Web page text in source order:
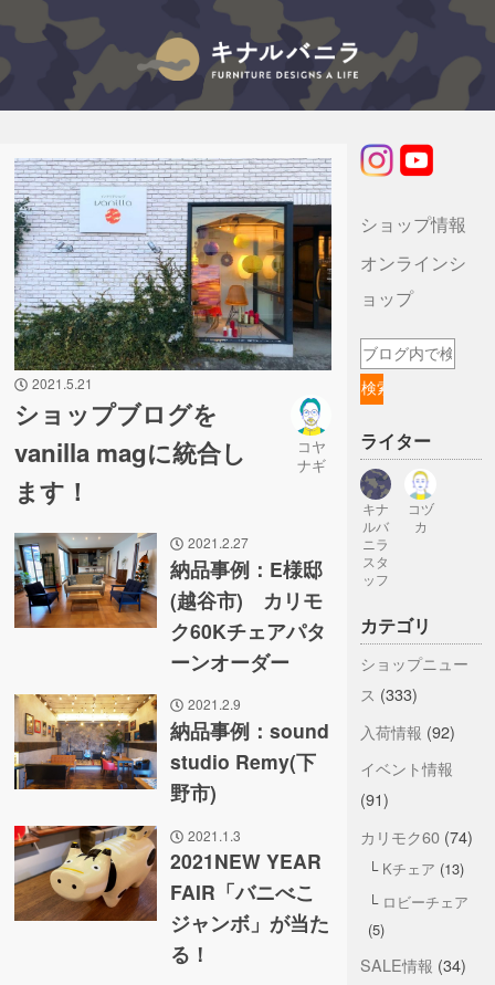
2021.5.21
ショップブログを
vanilla magに統合し
ます！
コヤ
ナギ
2021.2.27
納品事例：E様邸
(越谷市) カリモ
ク60Kチェアパタ
ーンオーダー
2021.2.9
納品事例：sound
studio Remy(下
野市)
2021.1.3
2021NEW YEAR
FAIR「バニべこ
ジャンボ」が当た
る！
ショップ情報
オンラインシ
ョップ
ライター
キナ
ルバ
ニラ
スタ
ッフ
コヅ
カ
カテゴリ
ショップニュー
ス (333)
入荷情報 (92)
イベント情報
(91)
カリモク60(74)
Kチェア (13)
ロビーチェア
(5)
SALE情報 (34)